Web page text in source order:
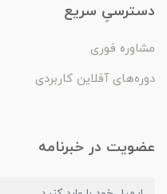
دسترسیِ سریع
مشاوره فوری
دوره‌های آفلاین کاربردی
عضویت در خبرنامه